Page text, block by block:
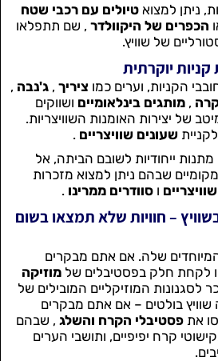
ניתן למצוא טיולים עם רכבי שטח
הכפרים של היקוולדר , שם תתפלאו
של שוויץ.
קניות יוקרתית
הקניות, וערים כמו ציריך , ג'נבה ,
, מותגים בינלאומיים ושווקים
של יצירות האומנות השוויצריות.
שעונים שוויצריים .
ייחודיות לשובם הביתה, אל
שבהם ניתן למצוא מזכרות
ו סוודרים ממרינו .
– חוויות שלא תמצאו בשום
המיוחדים שלה. אם אתם מבקרים
לקחת חלק בפסטיבלים של מוזיקה
לסגנונות המוזיקליים המובילים של
שוויץ בולטים – אם אתם מבקרים
את פסטיבלי הקרח והשלג , שבהם
קרח יפיפיים, ותושבי הערים